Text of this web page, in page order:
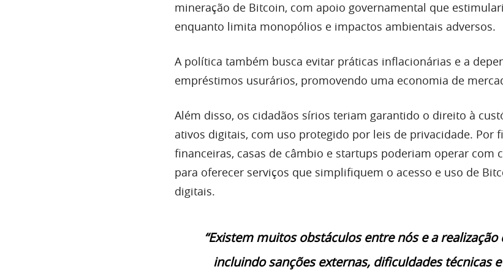
mineração de Bitcoin, com apoio governamental que
enquanto limita monopólios e impactos ambientais adversos.
A política também busca evitar práticas inflacionárias e a
empréstimos usurários, promovendo uma economia de
Além disso, os cidadãos sírios teriam garantido o direito à
ativos digitais, com uso protegido por leis de privacidade. Por
financeiras, casas de câmbio e startups poderiam operar com
para oferecer serviços que simplifiquem o acesso e uso de
digitais.
“Existem muitos obstáculos entre nós e a realização
incluindo sanções externas, dificuldades técnicas